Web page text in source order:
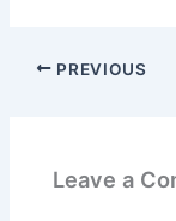
PREVIOUS
Leave a